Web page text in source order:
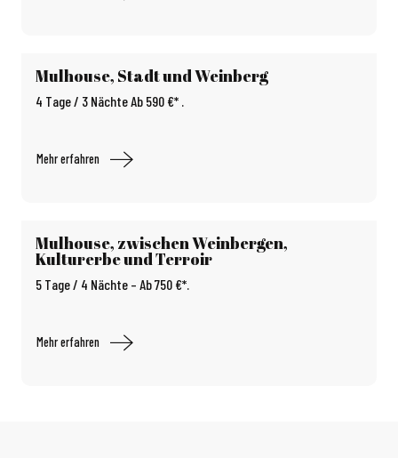
Mulhouse, Stadt und Weinberg
4 Tage / 3 Nächte Ab 590 €* .
Mehr erfahren
Mulhouse, zwischen Weinbergen,
Kulturerbe und Terroir
5 Tage / 4 Nächte – Ab 750 €*.
Mehr erfahren